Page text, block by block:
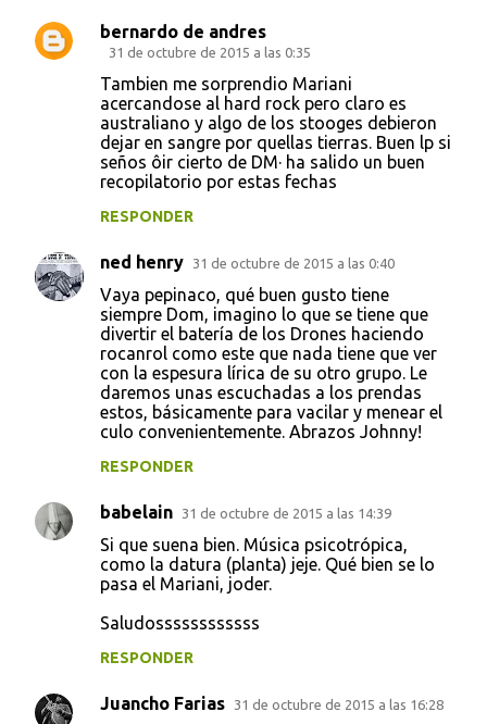
bernardo de andres
31 de octubre de 2015 a las 0:35
Tambien me sorprendio Mariani
acercandose al hard rock pero claro es
australiano y algo de los stooges debieron
dejar en sangre por quellas tierras. Buen lp si
seños ôir cierto de DM· ha salido un buen
recopilatorio por estas fechas
RESPONDER
ned henry 31 de octubre de 2015 a las 0:40
Vaya pepinaco, qué buen gusto tiene
siempre Dom, imagino lo que se tiene que
divertir el batería de los Drones haciendo
rocanrol como este que nada tiene que ver
con la espesura lírica de su otro grupo. Le
daremos unas escuchadas a los prendas
estos, básicamente para vacilar y menear el
culo convenientemente. Abrazos Johnny!
RESPONDER
babelain 31 de octubre de 2015 a las 14:39
Si que suena bien. Música psicotrópica,
como la datura (planta) jeje. Qué bien se lo
pasa el Mariani, joder.
Saludossssssssssss
RESPONDER
Juancho Farias 31 de octubre de 2015 a las 16:28